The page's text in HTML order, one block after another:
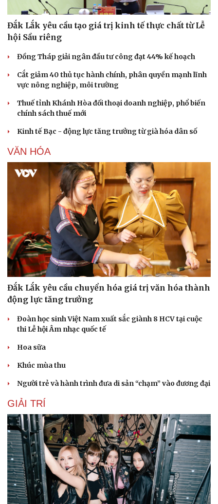
Sân khấu - Điện ảnh
Văn học
Âm nhạc
Di sản
Giải trí
Nghệ sĩ
Thời trang
Sao Việt
Đắk Lắk yêu cầu tạo giá trị kinh tế thực chất từ Lễ
hội Sầu riêng
Đồng Tháp giải ngân đầu tư công đạt 44% kế hoạch
Cắt giảm 40 thủ tục hành chính, phân quyền mạnh lĩnh
vực nông nghiệp, môi trường
Thuế tỉnh Khánh Hòa đối thoại doanh nghiệp, phổ biến
chính sách thuế mới
Kinh tế Bạc - động lực tăng trưởng từ già hóa dân số
VĂN HÓA
Đắk Lắk yêu cầu chuyển hóa giá trị văn hóa thành
động lực tăng trưởng
Đoàn học sinh Việt Nam xuất sắc giành 8 HCV tại cuộc
thi Lễ hội Âm nhạc quốc tế
Hoa sữa
Khúc mùa thu
Người trẻ và hành trình đưa di sản “chạm” vào đương đại
GIẢI TRÍ